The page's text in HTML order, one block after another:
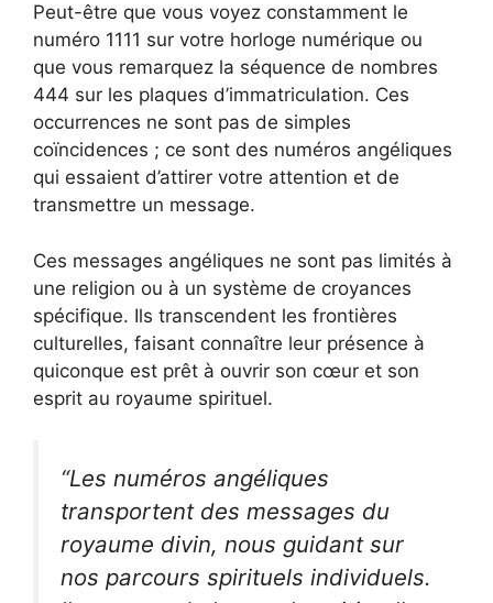
Peut-être que vous voyez constamment le
numéro 1111 sur votre horloge numérique ou
que vous remarquez la séquence de nombres
444 sur les plaques d’immatriculation. Ces
occurrences ne sont pas de simples
coïncidences ; ce sont des numéros angéliques
qui essaient d’attirer votre attention et de
transmettre un message.
Ces messages angéliques ne sont pas limités à
une religion ou à un système de croyances
spécifique. Ils transcendent les frontières
culturelles, faisant connaître leur présence à
quiconque est prêt à ouvrir son cœur et son
esprit au royaume spirituel.
“Les numéros angéliques
transportent des messages du
royaume divin, nous guidant sur
nos parcours spirituels individuels.